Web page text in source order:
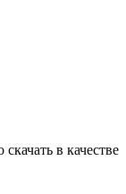
в качестве